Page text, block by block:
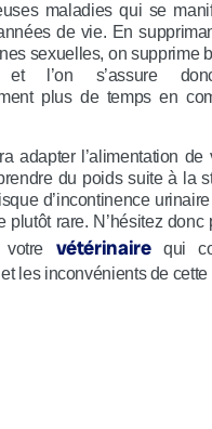
maladies qui se
de vie. En
sexuelles, on supprime
et l’on s’assure
plus de temps en
adapter l’alimentation de
du poids suite à la
d’incontinence
plutôt rare. N’hésitez
vétérinairequi
les inconvénients de cette